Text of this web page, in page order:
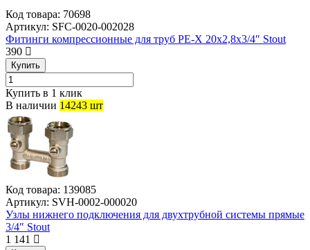
Код товара: 70698
Артикул: SFC-0020-002028
Фитинги компрессионные для труб PE-X 20х2,8х3/4″ Stout
390
Купить
Купить в 1 клик
В наличии 14243 шт
Код товара: 139085
Артикул: SVH-0002-000020
Узлы нижнего подключения для двухтрубной системы прямые
3/4″ Stout
1 141